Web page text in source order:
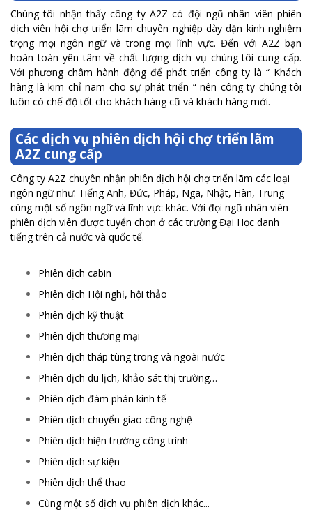
Chúng tôi nhận thấy công ty A2Z có đội ngũ nhân viên phiên
dịch viên hội chợ triển lãm chuyên nghiệp dày dặn kinh nghiệm
trọng mọi ngôn ngữ và trong mọi lĩnh vực. Đến với A2Z bạn
hoàn toàn yên tâm về chất lượng dịch vụ chúng tôi cung cấp.
Với phương châm hành động để phát triển công ty là “ Khách
hàng là kim chỉ nam cho sự phát triển “ nên công ty chúng tôi
luôn có chế độ tốt cho khách hàng cũ và khách hàng mới.
Các dịch vụ phiên dịch hội chợ triển lãm
A2Z cung cấp
Công ty A2Z chuyên nhận phiên dịch hội chợ triển lãm các loại
ngôn ngữ như: Tiếng Anh, Đức, Pháp, Nga, Nhật, Hàn, Trung
cùng một số ngôn ngữ và lĩnh vực khác. Với đọi ngũ nhân viên
phiên dịch viên được tuyển chọn ở các trường Đại Học danh
tiếng trên cả nước và quốc tế.
Phiên dịch cabin
Phiên dịch Hội nghị, hội thảo
Phiên dịch kỹ thuật
Phiên dịch thương mại
Phiên dịch tháp tùng trong và ngoài nước
Phiên dịch du lịch, khảo sát thị trường…
Phiên dịch đàm phán kinh tế
Phiên dịch chuyển giao công nghệ
Phiên dịch hiện trường công trình
Phiên dịch sự kiện
Phiên dịch thể thao
Cùng một số dịch vụ phiên dịch khác...